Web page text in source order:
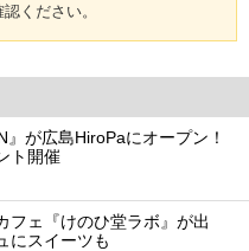
ください。
が広島HiroPaにオープン！
ト開催
フェ『けのひ堂ラボ』が出
にスイーツも